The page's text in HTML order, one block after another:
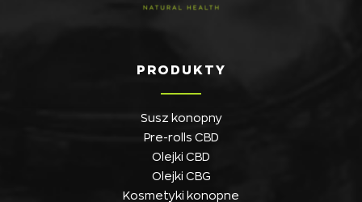
PRODUKTY
Susz konopny
Pre-rolls CBD
Olejki CBD
Olejki CBG
Kosmetyki konopne